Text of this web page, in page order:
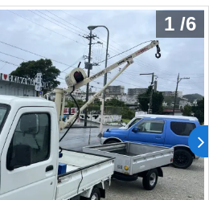
1 /6